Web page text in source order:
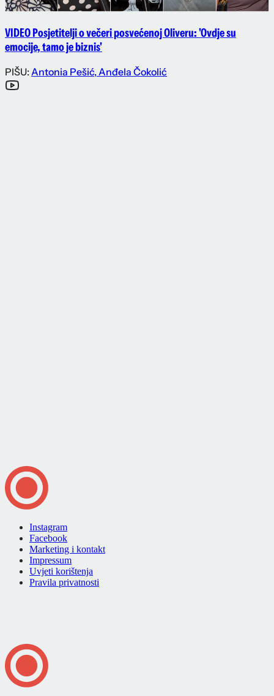
VIDEO Posjetitelji o večeri posvećenoj Oliveru: 'Ovdje su
emocije, tamo je biznis'
PIŠU: Antonia Pešić, Anđela Čokolić
Instagram
Facebook
Marketing i kontakt
Impressum
Uvjeti korištenja
Pravila privatnosti